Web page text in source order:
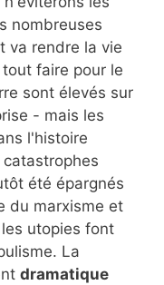
nombreuses
va rendre la vie
faire pour le
sont élevés sur
- mais les
l'histoire
été épargnés
du marxisme et
utopies font
La
dramatique